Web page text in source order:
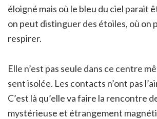
éloigné mais où le bleu du ciel parait
on peut distinguer des étoiles, où on
respirer.
Elle n’est pas seule dans ce centre
sent isolée. Les contacts n’ont pas
C’est là qu’elle va faire la rencontre
mystérieuse et étrangement